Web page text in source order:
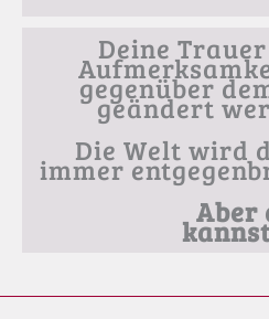
Deine
gegenüber
geändert
Die Welt wird
immer
Aber